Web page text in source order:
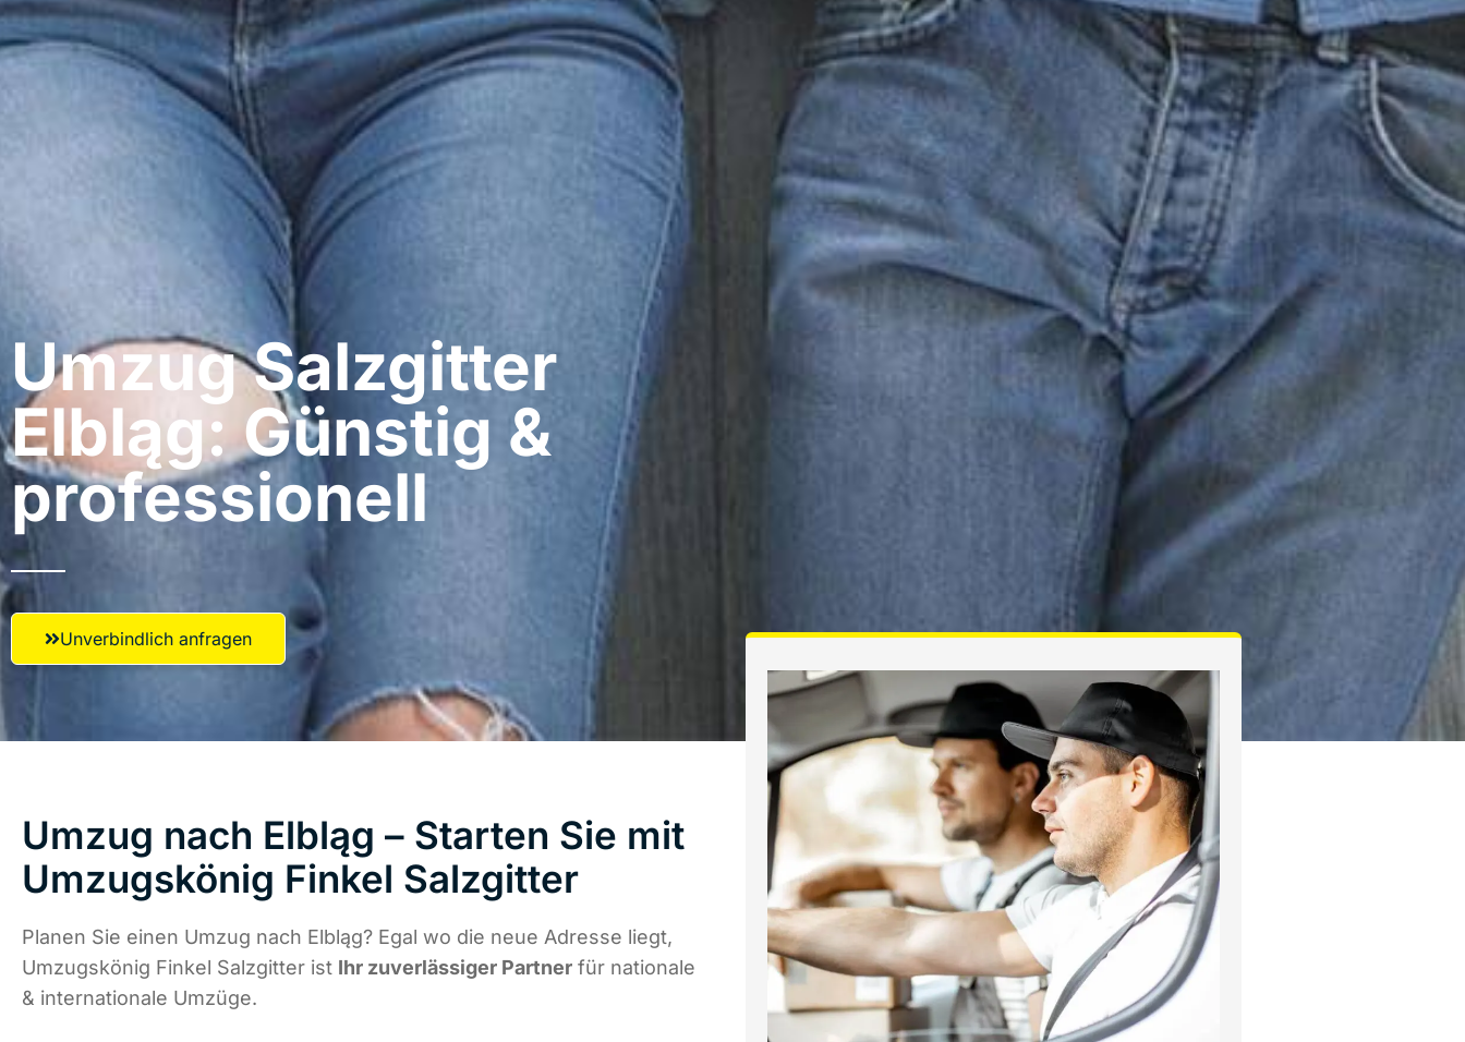
Umzug Salzgitter​
Elbląg: Günstig &
professionell​
Unverbindlich anfragen
Umzug nach Elbląg – Starten Sie mit
Umzugskönig Finkel Salzgitter
Planen Sie einen Umzug nach Elbląg? Egal wo die neue Adresse liegt,
Umzugskönig Finkel Salzgitter ist Ihr zuverlässiger Partner für nationale
& internationale Umzüge.